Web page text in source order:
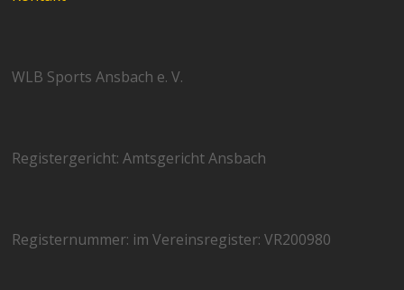
WLB Sports Ansbach e. V.
Registergericht: Amtsgericht Ansbach
Registernummer: im Vereinsregister: VR200980